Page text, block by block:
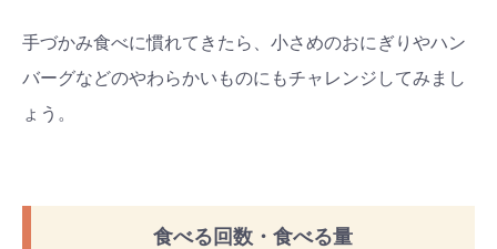
手づかみ食べに慣れてきたら、小さめのおにぎりやハン
バーグなどのやわらかいものにもチャレンジしてみまし
ょう。
食べる回数・食べる量